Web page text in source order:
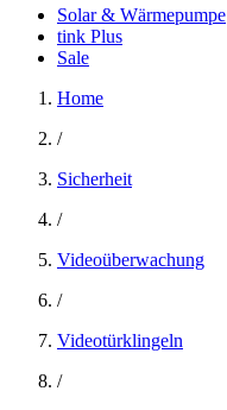
Solar & Wärmepumpe
tink Plus
Sale
Home
/
Sicherheit
/
Videoüberwachung
/
Videotürklingeln
/